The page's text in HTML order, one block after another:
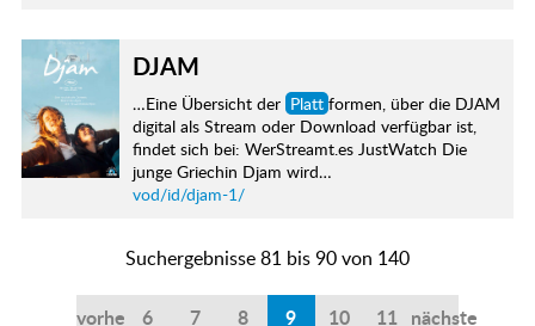
DJAM
…Eine Übersicht der Platt formen, über die DJAM
digital als Stream oder Download verfügbar ist,
findet sich bei: WerStreamt.es JustWatch Die
junge Griechin Djam wird…
vod/id/djam-1/
Suchergebnisse 81 bis 90 von 140
vorherige
6 7 8 9 10 11 nächste